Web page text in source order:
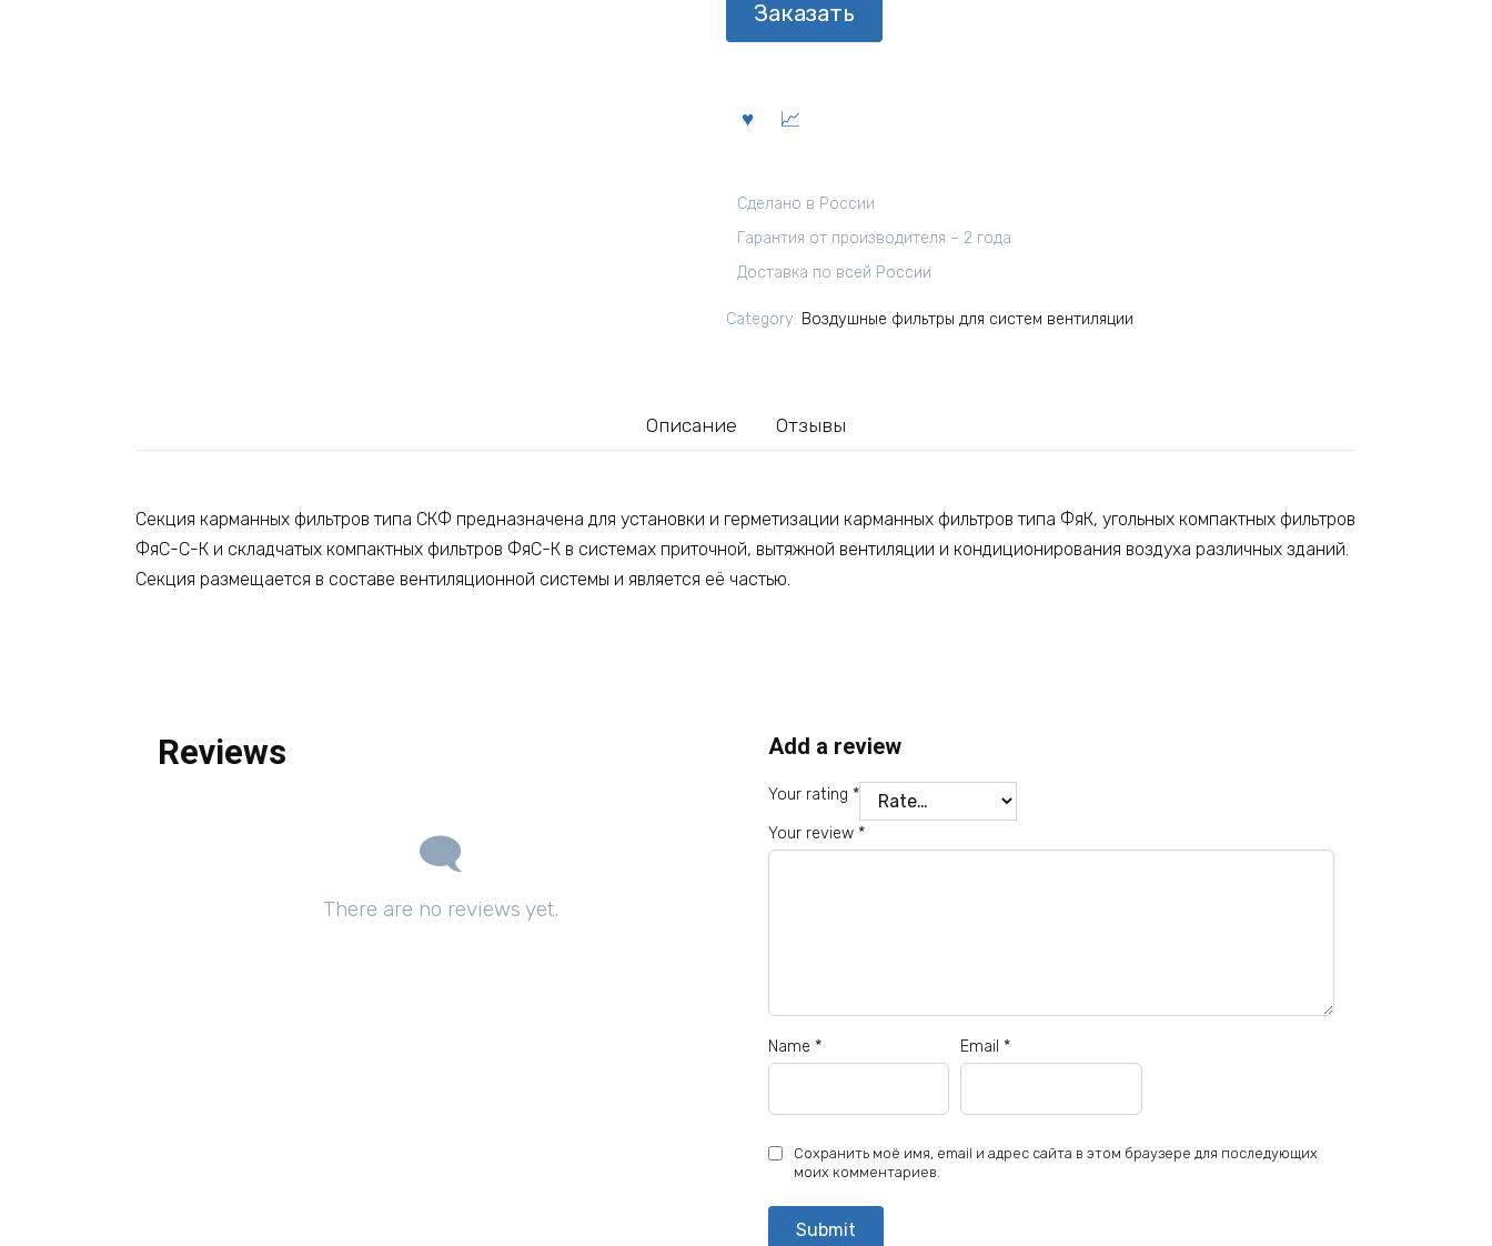
Заказать
Сделано в России
Гарантия от производителя – 2 года
Доставка по всей России
Category: Воздушные фильтры для систем вентиляции
Описание Отзывы
Секция карманных фильтров типа СКФ предназначена для установки и герметизации карманных фильтров типа ФяК, угольных компактных фильтров
ФяС-С-К и складчатых компактных фильтров ФяС-К в системах приточной, вытяжной вентиляции и кондиционирования воздуха различных зданий.
Секция размещается в составе вентиляционной системы и является её частью.
Reviews
There are no reviews yet.
Add a review
Your rating *
Your review *
Name * Email *
Сохранить моё имя, email и адрес сайта в этом браузере для последующих
моих комментариев.